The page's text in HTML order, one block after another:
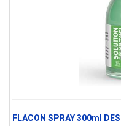
FLACON SPRAY 300ml